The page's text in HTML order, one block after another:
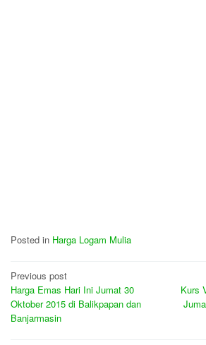
Posted in Harga Logam Mulia
Post
navigation
Previous post
Harga Emas Hari Ini Jumat 30
Oktober 2015 di Balikpapan dan
Banjarmasin
Kurs